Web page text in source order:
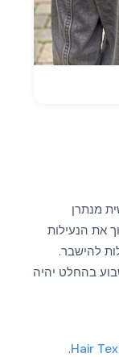
מנתרן
את הנעילות
להישבר.
בהחלט יהיה
Hair
.